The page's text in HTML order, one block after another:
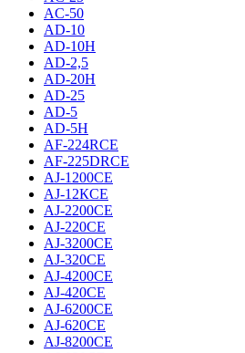
AC-50
AD-10
AD-10H
AD-2,5
AD-20H
AD-25
AD-5
AD-5H
AF-224RCE
AF-225DRCE
AJ-1200CE
AJ-12КCE
AJ-2200CE
AJ-220CE
AJ-3200CE
AJ-320CE
AJ-4200CE
AJ-420CE
AJ-6200CE
AJ-620CE
AJ-8200CE